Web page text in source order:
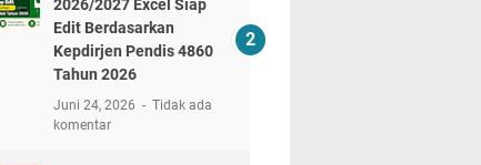
2026/2027 Excel Siap
Edit Berdasarkan
Kepdirjen Pendis 4860
Tahun 2026
Juni 24, 2026
Tidak ada
komentar